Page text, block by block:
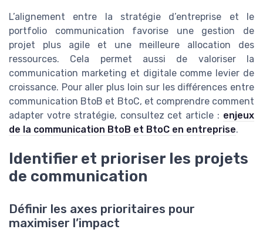
L’alignement entre la stratégie d’entreprise et le
portfolio communication favorise une gestion de
projet plus agile et une meilleure allocation des
ressources. Cela permet aussi de valoriser la
communication marketing et digitale comme levier de
croissance. Pour aller plus loin sur les différences entre
communication BtoB et BtoC, et comprendre comment
adapter votre stratégie, consultez cet article : enjeux
de la communication BtoB et BtoC en entreprise.
Identifier et prioriser les projets
de communication
Définir les axes prioritaires pour
maximiser l’impact